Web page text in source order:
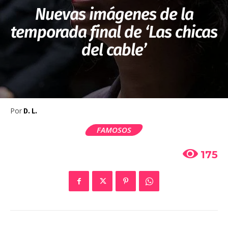
Nuevas imágenes de la
temporada final de ‘Las chicas
del cable’
Por D. L.
FAMOSOS
175